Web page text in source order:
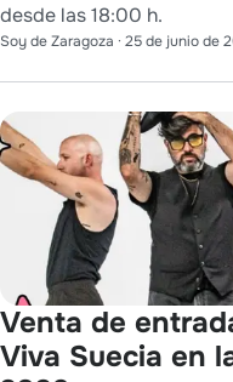
desde las 18:00 h.
Soy de Zaragoza · 25 de junio de
Venta de
Viva Suecia en